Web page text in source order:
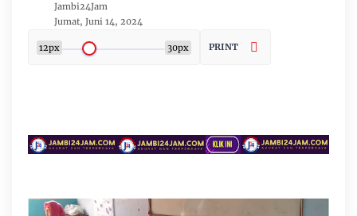
Jambi24Jam
Jumat, Juni 14, 2024
12px 30px PRINT